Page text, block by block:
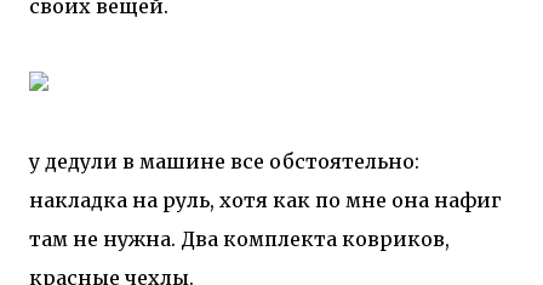
своих вещей.
у дедули в машине все обстоятельно:
накладка на руль, хотя как по мне она нафиг
там не нужна. Два комплекта ковриков,
красные чехлы.